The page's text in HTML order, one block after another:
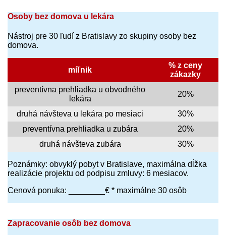
Osoby bez domova u lekára
Nástroj pre 30 ľudí z Bratislavy zo skupiny osoby bez
domova.
míľnik
% z ceny
zákazky
preventívna prehliadka u obvodného
lekára
20%
druhá návšteva u lekára po mesiaci
30%
preventívna prehliadka u zubára
20%
druhá návšteva zubára
30%
Poznámky: obvyklý pobyt v Bratislave, maximálna dĺžka
realizácie projektu od podpisu zmluvy: 6 mesiacov.
Cenová ponuka: ________€ * maximálne 30 osôb
Zapracovanie osôb bez domova